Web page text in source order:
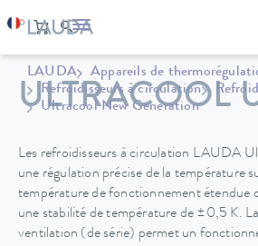
LAUDA
Appareils de
Refroidisseurs à circulation
Ultracool New Generation
ULTRACOOL
Les refroidisseurs à circulation LAUDA
une régulation précise de la température
température de fonctionnement étendue
une stabilité de température de ±0,5 K.
ventilation (de série) permet un